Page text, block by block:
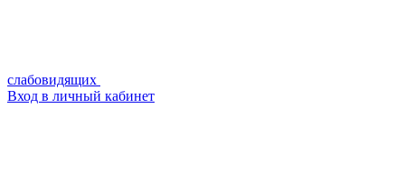
слабовидящих
Вход в личный кабинет